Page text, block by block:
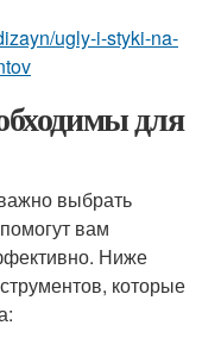
ugly-i-styki-na-
для
выбрать
вам
Ниже
которые